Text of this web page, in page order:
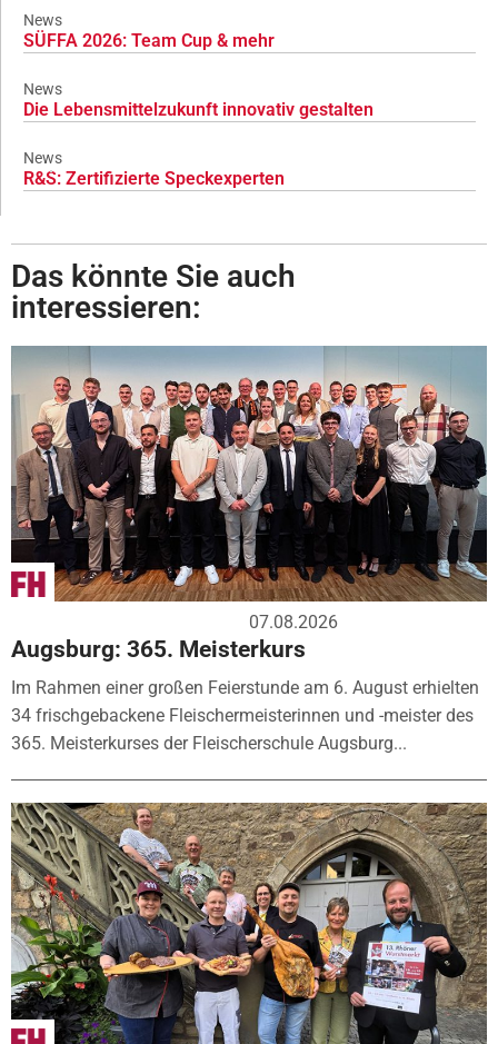
News
SÜFFA 2026: Team Cup & mehr
News
Die Lebensmittelzukunft innovativ gestalten
News
R&S: Zertifizierte Speckexperten
Das könnte Sie auch
interessieren:
07.08.2026
Augsburg: 365. Meisterkurs
Im Rahmen einer großen Feierstunde am 6. August erhielten
34 frischgebackene Fleischermeisterinnen und -meister des
365. Meisterkurses der Fleischerschule Augsburg...